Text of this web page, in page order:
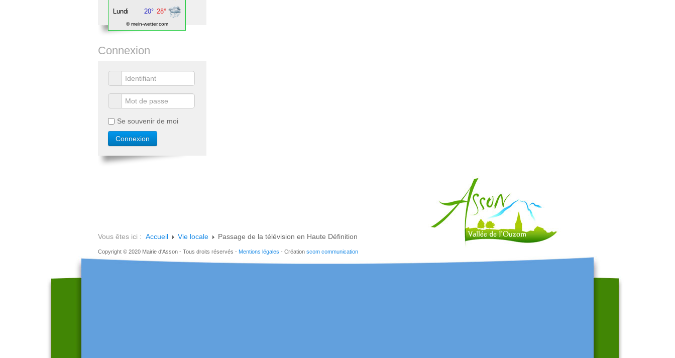
© mein-wetter.com
Connexion
Se souvenir de moi
Vous êtes ici : Accueil Vie locale Passage de la télévision en Haute Définition
Copyright © 2020 Mairie d'Asson - Tous droits réservés - Mentions légales - Création scom communication